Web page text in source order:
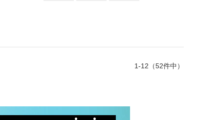
1-12（52件中）